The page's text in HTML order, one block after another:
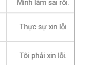
Mình làm sai rồi.
Thực sự xin lỗi
Tôi phải xin lỗi.